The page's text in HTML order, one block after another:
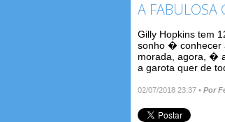
A FABULOSA
Gilly Hopkins tem
sonho � conhecer
morada, agora, �
a garota quer de
02/07/2018 23:37 • Por